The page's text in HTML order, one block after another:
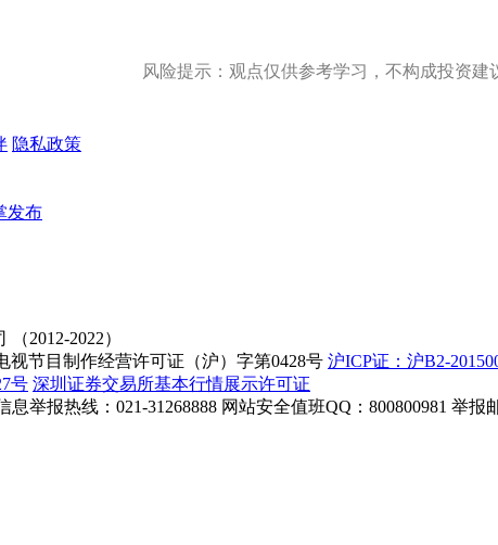
风险提示：观点仅供参考学习，不构成投资建
隐私政策
发布
2012-2022）
视节目制作经营许可证（沪）字第0428号 沪ICP证：沪B2-
号 深圳证券交易所基本行情展示许可证
息举报热线：021-31268888 网站安全值班QQ：800800981 举报